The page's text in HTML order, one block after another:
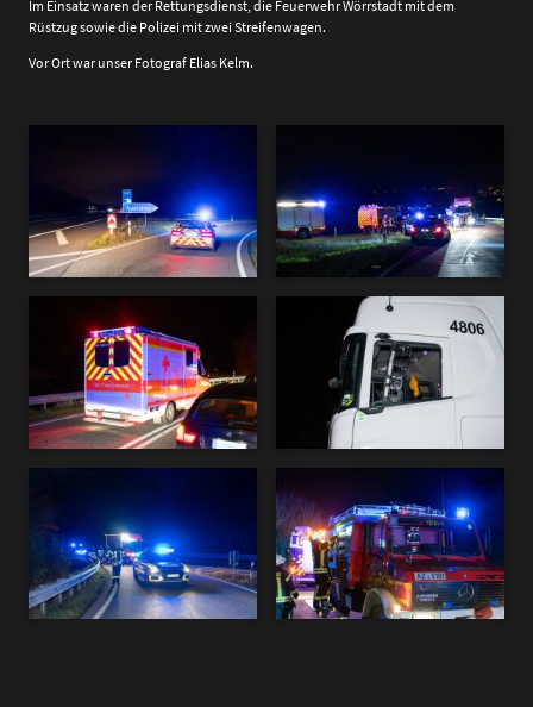
Im Einsatz waren der Rettungsdienst, die Feuerwehr Wörrstadt mit dem
Rüstzug sowie die Polizei mit zwei Streifenwagen.
Vor Ort war unser Fotograf Elias Kelm.